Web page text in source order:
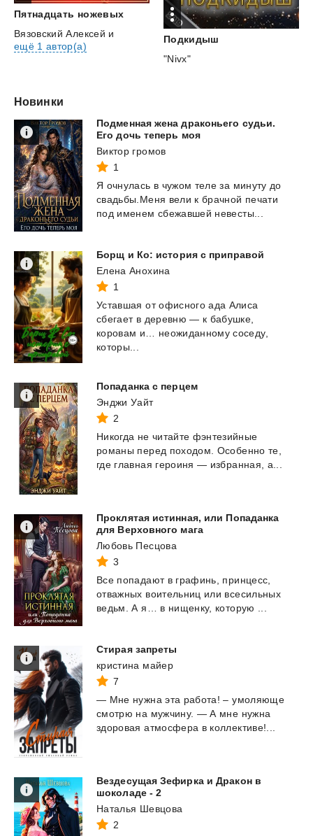
Пятнадцать ножевых
Вязовский Алексей и
ещё 1 автор(а)
Подкидыш
"Nivx"
Новинки
Подменная жена драконьего судьи.
Его дочь теперь моя
Виктор громов
1
Я очнулась в чужом теле за минуту до
свадьбы.Меня вели к брачной печати
под именем сбежавшей невесты...
Борщ и Ко: история с приправой
Елена Анохина
1
Уставшая от офисного ада Алиса
сбегает в деревню — к бабушке,
коровам и… неожиданному соседу,
которы...
Попаданка с перцем
Энджи Уайт
2
Никогда не читайте фэнтезийные
романы перед походом. Особенно те,
где главная героиня — избранная, а...
Проклятая истинная, или Попаданка
для Верховного мага
Любовь Песцова
3
Все попадают в графинь,
принцесс,
отважных воительниц или всесильных
ведьм.
А я… в нищенку, которую
Стирая запреты
кристина майер
7
— Мне нужна эта работа! – умоляюще
смотрю на мужчину. — А мне нужна
здоровая атмосфера в коллективе!...
Вездесущая Зефирка и Дракон в
шоколаде - 2
Наталья Шевцова
2